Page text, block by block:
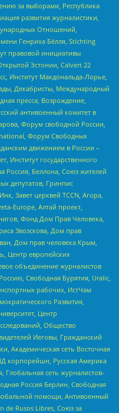
за выборами, Республика
развития журналистики,
Отношений,
Генриха Бёлля, Stichting
правовой инициативы
Эстонии, Calvert 22
Институт Макдональда-Лорье,
Декабристы, Международный
пресса, Возрождение,
антивоенный комитет в
Форум свободной России,
Форум Свободных
движением в России –
Институт государственного
Россия, Беллона, Союз жителей
депутатов, Гринпис
Завет церквей TCCN, Агора,
Europe, Алтай проект,
Фонд Дом Прав Человека,
Звозскова, Дом прав
Дом прав человека Крым,
Центр европейских
объединение журналистов
Свободная Бурятия, Uralic,
рабочих, ИстЧам
Развития,
Центр
Общество
Иеговы, Гражданский
Академическая сеть Восточная
корпорейшн, Русская Америка
Глобальная сеть журналистов-
Россия Берлин, Свободная
помощи, Антивоенный
de Rusos Libres, Союз за